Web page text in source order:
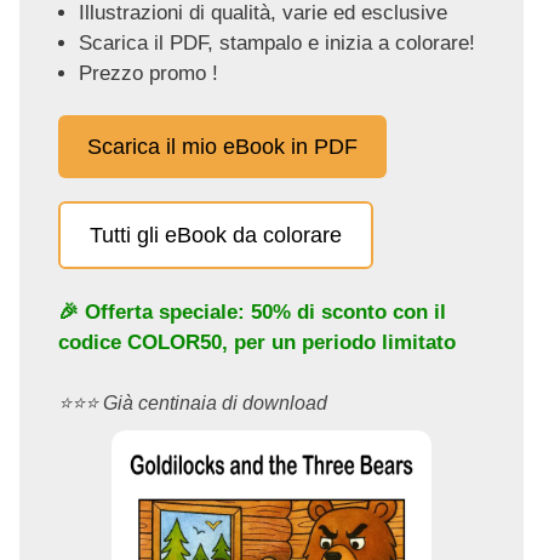
Illustrazioni di qualità, varie ed esclusive
Scarica il PDF, stampalo e inizia a colorare!
Prezzo promo !
Scarica il mio eBook in PDF
Tutti gli eBook da colorare
🎉 Offerta speciale: 50% di sconto con il
codice COLOR50, per un periodo limitato
⭐️⭐️⭐️ Già centinaia di download